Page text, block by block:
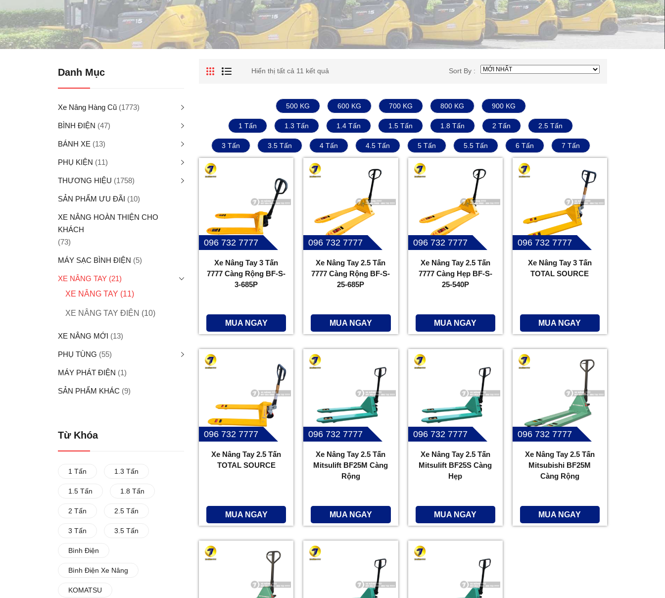
Hiển thị tất cả 11 kết quả Sort By :
500 KG 600 KG 700 KG 800 KG 900 KG
1 Tấn 1.3 Tấn 1.4 Tấn 1.5 Tấn 1.8 Tấn 2 Tấn 2.5 Tấn
3 Tấn 3.5 Tấn 4 Tấn 4.5 Tấn 5 Tấn 5.5 Tấn 6 Tấn 7 Tấn
096 732 7777
Xe Nâng Tay 3 Tấn
7777 Càng Rộng BF-S-
3-685P
MUA NGAY
096 732 7777
Xe Nâng Tay 2.5 Tấn
7777 Càng Rộng BF-S-
25-685P
MUA NGAY
096 732 7777
Xe Nâng Tay 2.5 Tấn
7777 Càng Hẹp BF-S-
25-540P
MUA NGAY
096 732 7777
Xe Nâng Tay 3 Tấn
TOTAL SOURCE
MUA NGAY
096 732 7777
Xe Nâng Tay 2.5 Tấn
TOTAL SOURCE
MUA NGAY
096 732 7777
Xe Nâng Tay 2.5 Tấn
Mitsulift BF25M Càng
Rộng
MUA NGAY
096 732 7777
Xe Nâng Tay 2.5 Tấn
Mitsulift BF25S Càng
Hẹp
MUA NGAY
096 732 7777
Xe Nâng Tay 2.5 Tấn
Mitsubishi BF25M
Càng Rộng
MUA NGAY
Danh Mục
Xe Nâng Hàng Cũ (1773)
BÌNH ĐIỆN (47)
BÁNH XE (13)
PHỤ KIỆN (11)
THƯƠNG HIỆU (1758)
SẢN PHẨM ƯU ĐÃI (10)
XE NÂNG HOÀN THIỆN CHO
KHÁCH
(73)
MÁY SẠC BÌNH ĐIỆN (5)
XE NÂNG TAY (21)
XE NÂNG TAY (11)
XE NÂNG TAY ĐIỆN (10)
XE NÂNG MỚI (13)
PHỤ TÙNG (55)
MÁY PHÁT ĐIỆN (1)
SẢN PHẨM KHÁC (9)
Từ Khóa
1 Tấn 1.3 Tấn
1.5 Tấn 1.8 Tấn
2 Tấn 2.5 Tấn
3 Tấn 3.5 Tấn
Bình Điện
Bình Điện Xe Nâng
KOMATSU